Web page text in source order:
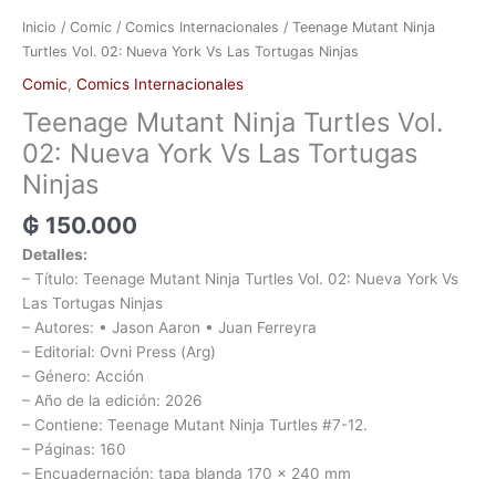
Inicio / Comic / Comics Internacionales / Teenage Mutant Ninja
Turtles Vol. 02: Nueva York Vs Las Tortugas Ninjas
Comic, Comics Internacionales
Teenage Mutant Ninja Turtles Vol.
02: Nueva York Vs Las Tortugas
Ninjas
₲ 150.000
Detalles:
– Título: Teenage Mutant Ninja Turtles Vol. 02: Nueva York Vs
Las Tortugas Ninjas
– Autores: • Jason Aaron • Juan Ferreyra
– Editorial: Ovni Press (Arg)
– Género: Acción
– Año de la edición: 2026
– Contiene: Teenage Mutant Ninja Turtles #7-12.
– Páginas: 160
– Encuadernación: tapa blanda 170 x 240 mm